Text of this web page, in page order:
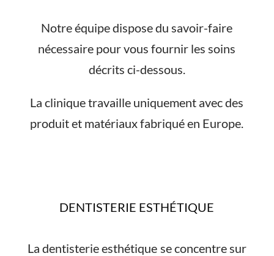
Notre équipe dispose du savoir-faire
nécessaire pour vous fournir les soins
décrits ci-dessous.
La clinique travaille uniquement avec des
produit et matériaux fabriqué en Europe.
DENTISTERIE ESTHÉTIQUE
La dentisterie esthétique se concentre sur